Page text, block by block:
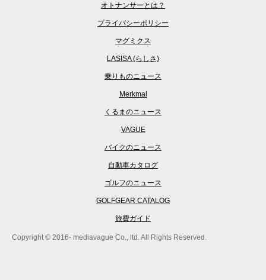
オトナンサーとは？
プライバシーポリシー
マグミクス
LASISA (らしさ)
乗りものニュース
Merkmal
くるまのニュース
VAGUE
バイクのニュース
自動車カタログ
ゴルフのニュース
GOLFGEAR CATALOG
旅費ガイド
Copyright © 2016- mediavague Co., ltd. All Rights Reserved.